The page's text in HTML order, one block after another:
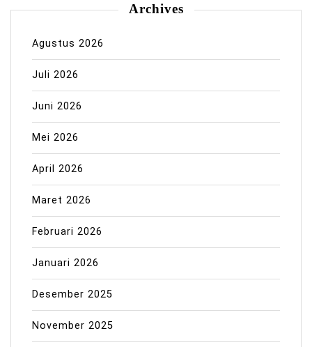
Archives
Agustus 2026
Juli 2026
Juni 2026
Mei 2026
April 2026
Maret 2026
Februari 2026
Januari 2026
Desember 2025
November 2025